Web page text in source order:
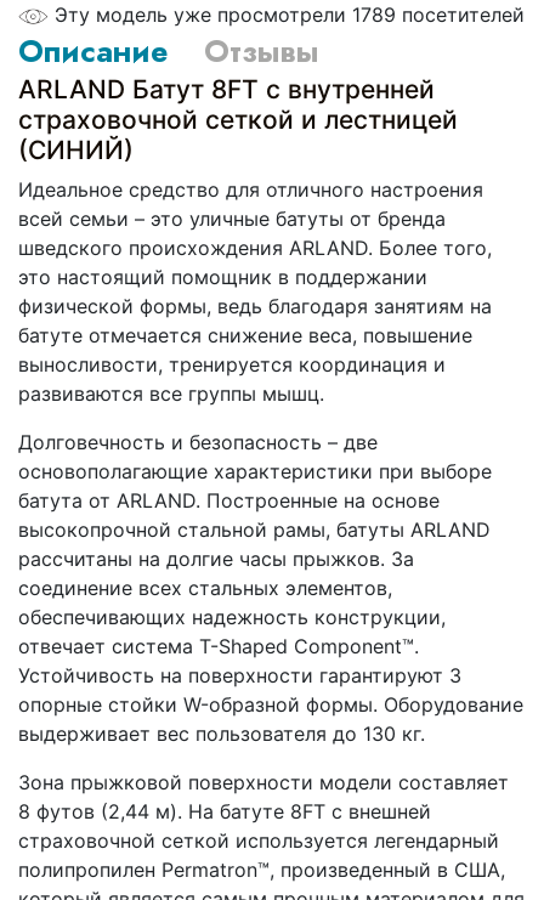
Эту модель уже просмотрели 1789 посетителей
Описание Отзывы
ARLAND Батут 8FT с внутренней
страховочной сеткой и лестницей
(СИНИЙ)
Идеальное средство для отличного настроения
всей семьи – это уличные батуты от бренда
шведского происхождения ARLAND. Более того,
это настоящий помощник в поддержании
физической формы, ведь благодаря занятиям на
батуте отмечается снижение веса, повышение
выносливости, тренируется координация и
развиваются все группы мышц.
Долговечность и безопасность – две
основополагающие характеристики при выборе
батута от ARLAND. Построенные на основе
высокопрочной стальной рамы, батуты ARLAND
рассчитаны на долгие часы прыжков. За
соединение всех стальных элементов,
обеспечивающих надежность конструкции,
отвечает система T-Shaped Component™.
Устойчивость на поверхности гарантируют 3
опорные стойки W-образной формы. Оборудование
выдерживает вес пользователя до 130 кг.
Зона прыжковой поверхности модели составляет
8 футов (2,44 м). На батуте 8FT с внешней
страховочной сеткой используется легендарный
полипропилен Permatron™, произведенный в США,